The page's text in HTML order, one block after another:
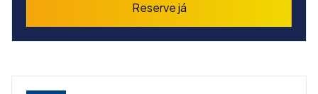
Reserve já